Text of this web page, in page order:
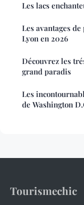
Les lacs
Les avantages
Lyon en 2026
Découvrez les
grand paradis
Les
de Washington
Tourismechic